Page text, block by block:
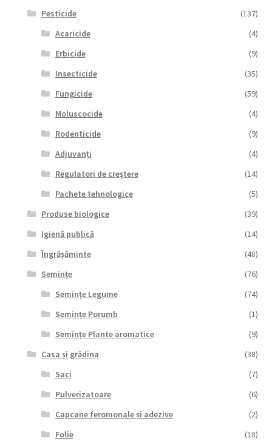
Pesticide
(137)
Acaricide
(4)
Erbicide
(9)
Insecticide
(35)
Fungicide
(59)
Moluscocide
(4)
Rodenticide
(9)
Adjuvanți
(4)
Regulatori de creștere
(14)
Pachete tehnologice
(5)
Produse biologice
(39)
Igienă publică
(14)
Îngrășăminte
(48)
Semințe
(76)
Semințe Legume
(74)
Semințe Porumb
(1)
Semințe Plante aromatice
(9)
Casa și grădina
(38)
Saci
(7)
Pulverizatoare
(6)
Capcane feromonale și adezive
(2)
Folie
(18)